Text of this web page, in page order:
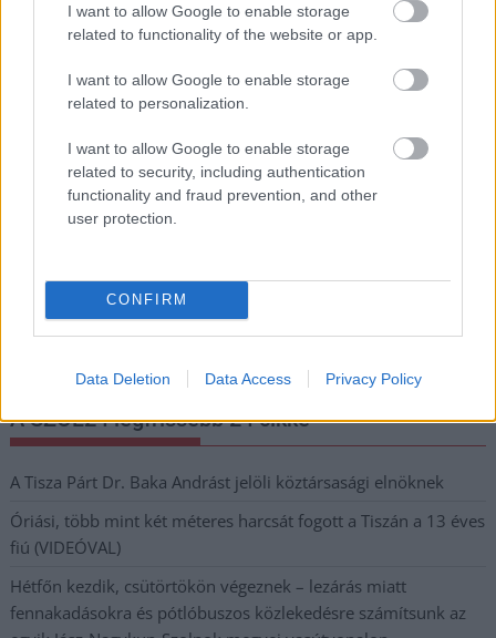
I want to allow Google to enable storage
related to functionality of the website or app.
I want to allow Google to enable storage
related to personalization.
I want to allow Google to enable storage
related to security, including authentication
functionality and fraud prevention, and other
user protection.
CONFIRM
Data Deletion Data Access Privacy Policy
Hírlevél feliratkozás
Adja meg keresztnevét:
Adja
meg e-mail címét:
Megismertem és elfogadom aGDPR-szabályzat
Nem szeretne lemaradni semmiről? Csak egy kattintás, és hírlevelünk a
legfrissebb információkkal és exkluzív tartalmakkal hétről hétre
A SZOL24 legfrissebb 24 cikke
A Tisza Párt Dr. Baka Andrást jelöli köztársasági elnöknek
Óriási, több mint két méteres harcsát fogott a Tiszán a 13 éves
fiú (VIDEÓVAL)
Hétfőn kezdik, csütörtökön végeznek – lezárás miatt
fennakadásokra és pótlóbuszos közlekedésre számítsunk az